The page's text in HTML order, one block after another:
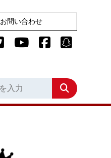
お問い合わせ